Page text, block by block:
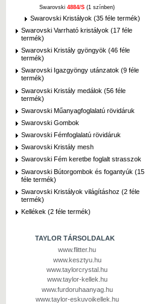
Swarovski 4884/S (1 színben)
Swarovski Kristályok (35 féle termék)
Swarovski Varrható kristályok (17 féle
termék)
Swarovski Kristály gyöngyök (46 féle
termék)
Swarovski Igazgyöngy utánzatok (9 féle
termék)
Swarovski Kristály medálok (56 féle
termék)
Swarovski Műanyagfoglalatú rövidáruk
Swarovski Gombok
Swarovski Fémfoglalatú rövidáruk
Swarovski Kristály mesh
Swarovski Fém keretbe foglalt strasszok
Swarovski Bútorgombok és fogantyúk (15
féle termék)
Swarovski Kristályok világításhoz (2 féle
termék)
Kellékek (2 féle termék)
TAYLOR TÁRSOLDALAK
www.flitter.hu
www.kesztyu.hu
www.taylorcrystal.hu
www.taylor-kellek.hu
www.furdoruhaanyag.hu
www.taylor-eskuvoikellek.hu